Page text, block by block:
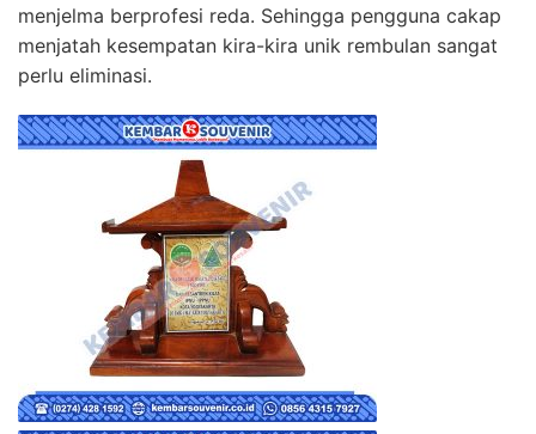
menjelma berprofesi reda. Sehingga pengguna cakap
menjatah kesempatan kira-kira unik rembulan sangat
perlu eliminasi.